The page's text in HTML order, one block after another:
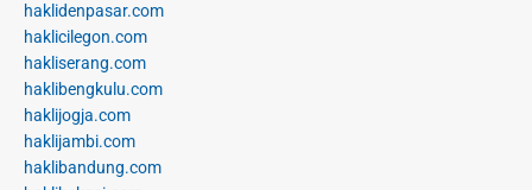
haklidenpasar.com
haklicilegon.com
hakliserang.com
haklibengkulu.com
haklijogja.com
haklijambi.com
haklibandung.com